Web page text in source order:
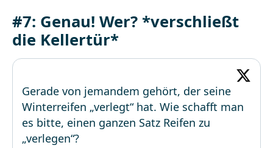
#7: Genau! Wer? *verschließt
die Kellertür*
Gerade von jemandem gehört, der seine
Winterreifen „verlegt“ hat. Wie schafft man
es bitte, einen ganzen Satz Reifen zu
„verlegen“?